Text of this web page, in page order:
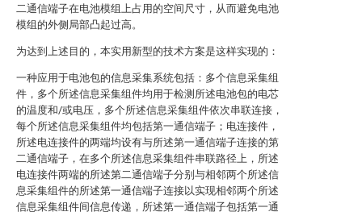
二通信端子在电池模组上占用的空间尺寸，从而避免电池
模组的外侧局部凸起过高。
为达到上述目的，本实用新型的技术方案是这样实现的：
一种应用于电池包的信息采集系统包括：多个信息采集组
件，多个所述信息采集组件均用于检测所述电池包的电芯
的温度和/或电压，多个所述信息采集组件依次串联连接，
每个所述信息采集组件均包括第一通信端子；电连接件，
所述电连接件的两端均设有与所述第一通信端子连接的第
二通信端子，在多个所述信息采集组件串联路径上，所述
电连接件两端的所述第二通信端子分别与相邻两个所述信
息采集组件的所述第一通信端子连接以实现相邻两个所述
信息采集组件间信息传递，所述第一通信端子包括第一通